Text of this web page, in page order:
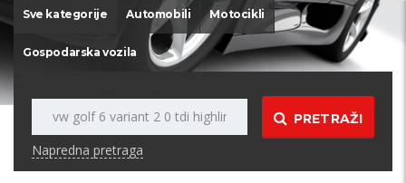
Sve kategorije Automobili Motocikli
Gospodarska vozila
PRETRAŽI
Napredna pretraga